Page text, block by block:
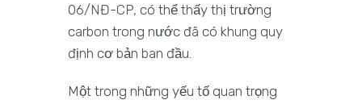
06/NĐ-CP, có thể thấy thị trường
carbon trong nước đã có khung quy
định cơ bản ban đầu.
Một trong những yếu tố quan trọng